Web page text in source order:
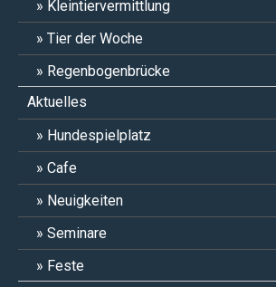
Kleintiervermittlung
Tier der Woche
Regenbogenbrücke
Aktuelles
Hundespielplatz
Cafe
Neuigkeiten
Seminare
Feste